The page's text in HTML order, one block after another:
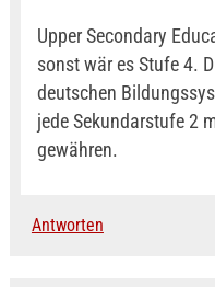
Upper Secondary
sonst wär es Stufe 4.
deutschen
jede Sekundarstufe 2
gewähren.
Antworten